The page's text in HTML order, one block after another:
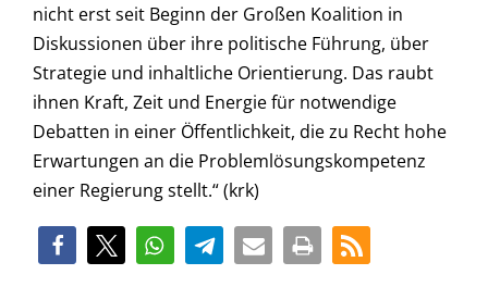
nicht erst seit Beginn der Großen Koalition in
Diskussionen über ihre politische Führung, über
Strategie und inhaltliche Orientierung. Das raubt
ihnen Kraft, Zeit und Energie für notwendige
Debatten in einer Öffentlichkeit, die zu Recht hohe
Erwartungen an die Problemlösungskompetenz
einer Regierung stellt.“ (krk)